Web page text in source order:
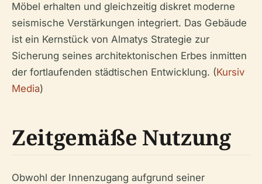
Möbel erhalten und gleichzeitig diskret moderne
seismische Verstärkungen integriert. Das Gebäude
ist ein Kernstück von Almatys Strategie zur
Sicherung seines architektonischen Erbes inmitten
der fortlaufenden städtischen Entwicklung. (Kursiv
Media)
Zeitgemäße Nutzung
Obwohl der Innenzugang aufgrund seiner